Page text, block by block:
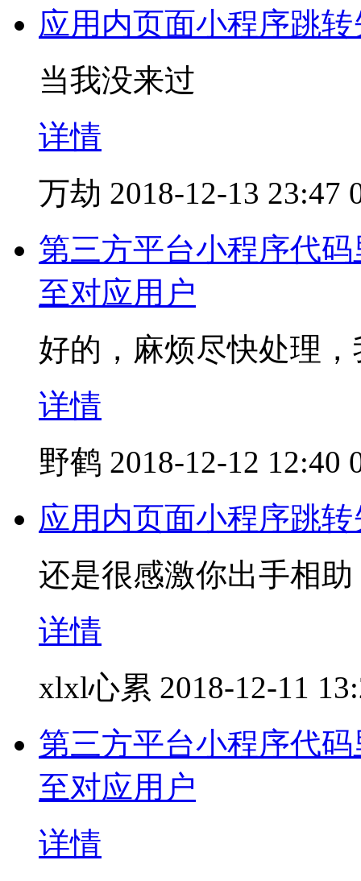
应用内页面小程序跳转
当我没来过
详情
万劫 2018-12-13 23:47
第三方平台小程序代
至对应用户
好的，麻烦尽快处理
详情
野鹤 2018-12-12 12:40
应用内页面小程序跳转
还是很感激你出手相
详情
xlxl心累 2018-12-11
第三方平台小程序代
至对应用户
详情